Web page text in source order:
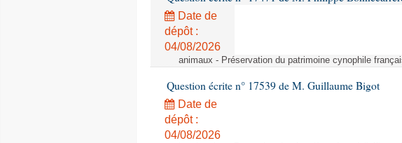
Date de
dépôt :
04/08/2026
animaux - Préservation du patrimoine cynophile
Question écrite n° 17539 de M. Guillaume Bigot
Date de
dépôt :
04/08/2026